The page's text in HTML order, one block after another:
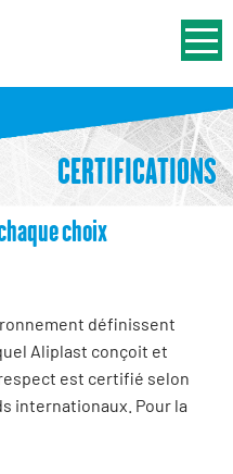
CERTIFICATIONS
choix
définissent
Aliplast conçoit et
est certifié selon
internationaux. Pour la